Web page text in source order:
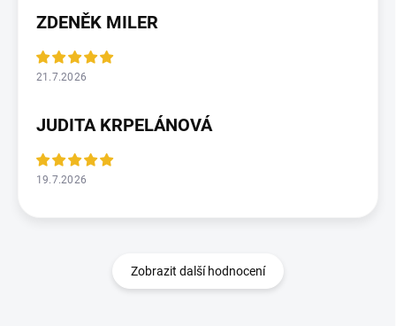
ZDENĚK MILER
21.7.2026
JUDITA KRPELÁNOVÁ
19.7.2026
Zobrazit další hodnocení